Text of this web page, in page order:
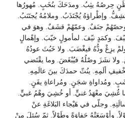
حِرصُهُ يثِبُ. ومدَحَكَ بنُخَبٍ. مُهورُها
وإطْراؤهُ يُجْتَذَبُ. وملامُهُ يُجتَنَبُ.
جنَفٌ. وعمّهُمْ قشَفٌ. وهوَ في
وكمَدٍ نيّفَ. لمأمولٍ خيّبَ. وإهْمالٍ
يزِغْ ودُّهُ فيغْضَبَ. ولا خَبُثَ عودُهُ
نشَزَ وصْلُهُ فيُبْغَضَ. وما يقْتَضي
ألَمِهِ. ينُثّ حمدَكَ بينَ عالَمِهِ.
ومُداواةِ شجَنٍ. ومُراعاةِ يفَنٍ.
غُشِيَ معْهَدُ غنيٍّ. أو خُشِيَ وهْمُ غبيٍّ.
وجلّى في هَيْجاء البَلاغَةِ عنْ
وأوْسَعَتْهُ حَفاوَةً وطَوْلاً. ثمّ سُئِلَ منْ